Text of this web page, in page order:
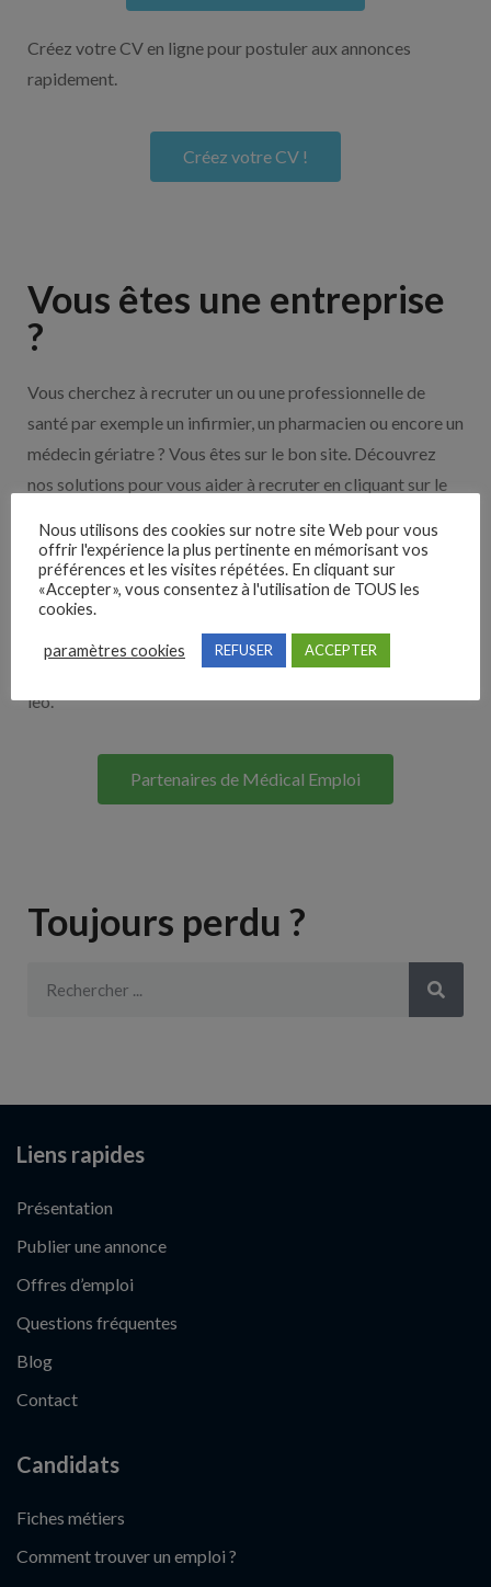
Créez votre CV en ligne pour postuler aux annonces
rapidement.
Créez votre CV !
Vous êtes une entreprise
?
Vous cherchez à recruter un ou une professionnelle de
santé par exemple un infirmier, un pharmacien ou encore un
médecin gériatre ? Vous êtes sur le bon site. Découvrez
nos solutions pour vous aider à recruter en cliquant sur le
Nos solutions entreprises
Lorem ipsum dolor sit amet, consectetur adipiscing elit. Ut
elit tellus, luctus nec ullamcorper mattis, pulvinar dapibus
leo.
Partenaires de Médical Emploi
Toujours perdu ?
Liens rapides
Présentation
Publier une annonce
Offres d’emploi
Questions fréquentes
Blog
Contact
Candidats
Fiches métiers
Comment trouver un emploi ?
Nous utilisons des cookies sur notre site Web pour vous
offrir l'expérience la plus pertinente en mémorisant vos
préférences et les visites répétées. En cliquant sur
«Accepter», vous consentez à l'utilisation de TOUS les
cookies.
paramètres cookies REFUSER ACCEPTER